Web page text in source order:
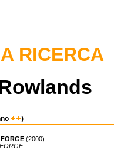
RICERCA
)
(2000)